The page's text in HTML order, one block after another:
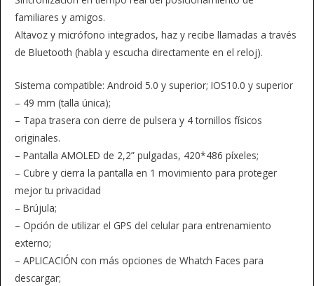
familiares y amigos.
Altavoz y micrófono integrados, haz y recibe llamadas a través
de Bluetooth (habla y escucha directamente en el reloj).
Sistema compatible: Android 5.0 y superior; IOS10.0 y superior
– 49 mm (talla única);
– Tapa trasera con cierre de pulsera y 4 tornillos físicos
originales.
– Pantalla AMOLED de 2,2” pulgadas, 420*486 píxeles;
– Cubre y cierra la pantalla en 1 movimiento para proteger
mejor tu privacidad
– Brújula;
– Opción de utilizar el GPS del celular para entrenamiento
externo;
– APLICACIÓN con más opciones de Whatch Faces para
descargar;